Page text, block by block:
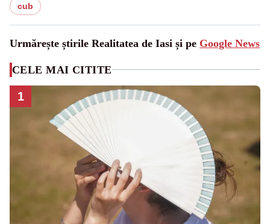
cub
Urmărește știrile Realitatea de Iasi și pe Google News
CELE MAI CITITE
1